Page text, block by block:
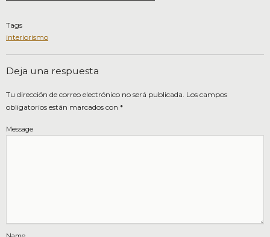
Tags
interiorismo
Deja una respuesta
Tu dirección de correo electrónico no será publicada. Los campos
obligatorios están marcados con *
Message